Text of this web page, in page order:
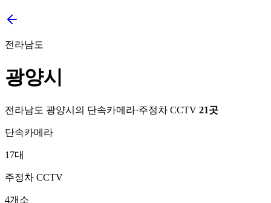
전라남도
광양시
전라남도 광양시 의 단속카메라·주정차 CCTV 21곳
단속카메라
17대
주정차 CCTV
4개소